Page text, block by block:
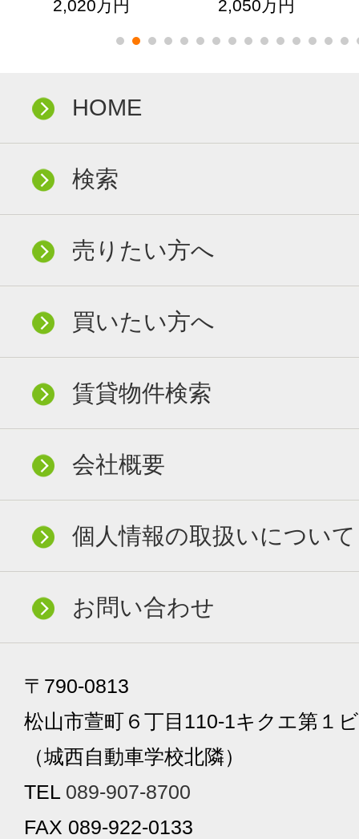
2,020万円 2,050万円
HOME
検索
売りたい方へ
買いたい方へ
賃貸物件検索
会社概要
個人情報の取扱いについて
お問い合わせ
〒790-0813
松山市萱町６丁目110-1キクエ第１
（城西自動車学校北隣）
TEL 089-907-8700
FAX 089-922-0133